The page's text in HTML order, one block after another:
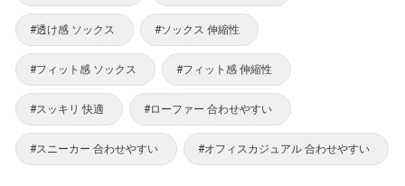
#透け感 ソックス #ソックス 伸縮性
#フィット感 ソックス #フィット感 伸縮性
#スッキリ 快適 #ローファー 合わせやすい
#スニーカー 合わせやすい #オフィスカジュアル 合わせやすい